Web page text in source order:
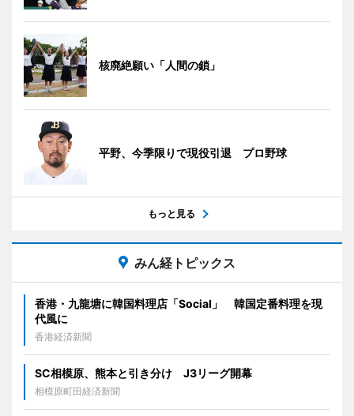
核廃絶願い「人間の鎖」
平野、今季限りで現役引退 プロ野球
もっと見る
みん経トピックス
香港・九龍塘に韓国料理店「Social」 韓国定番料理を現
代風に
香港経済新聞
SC相模原、熊本と引き分け J3リーグ開幕
相模原町田経済新聞